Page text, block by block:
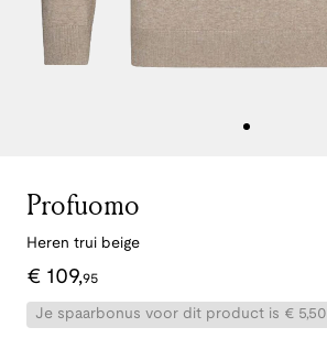
Profuomo
Heren trui beige
€ 109,95
Je spaarbonus voor dit product is € 5,50